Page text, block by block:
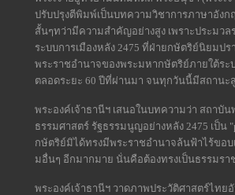
ปรับปรุงตีพิมพ์เป็นบทความวิชาการภาษาอังกฤ
สั้นๆทว่ามีความสำคัญอย่างสูง เพราะประม
ระบบการเมืองหลัง 2475 ที่ฝ่ายกษัตริย์นิยมป
พระราชอำนาจของพระมหากษัตริย์ภายใต้ร
ตลอดระยะ 60 ปีที่ผ่านมา จนทุกวันนี้มีสถานะ
พระองค์เจ้าธานีฯ เสนอในบทความว่า สถา
ธรรมศาสตร์ รัฐธรรมนูญอย่างหลัง 2475 เป็น
กษัตริย์มิได้ทรงมีพระราชอำนาจล้นฟ้าไร้ขอ
มอื่นๆ อีกมากมาย นั่นคือต้องทรงเป็นธรรมรา
พระองค์เจ้าธานีฯ วาดภาพประวัติศาสตร์ไท